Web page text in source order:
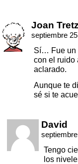
Joan
septiembre
Sí… Fue un
con el ruido
aclarado.
Aunque te
sé si te
David
Tengo
los